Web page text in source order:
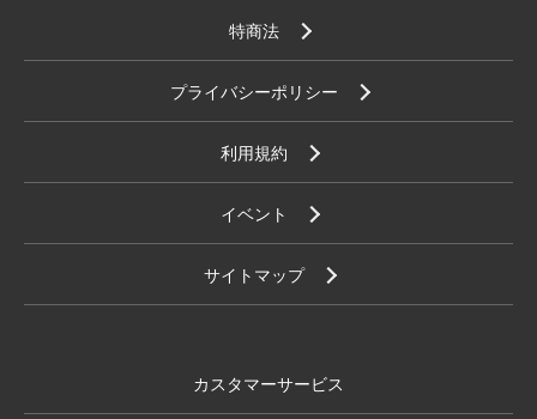
特商法
プライバシーポリシー
利用規約
イベント
サイトマップ
カスタマーサービス